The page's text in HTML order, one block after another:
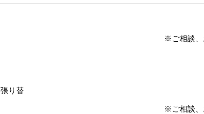
談、お見
り替
談、お見